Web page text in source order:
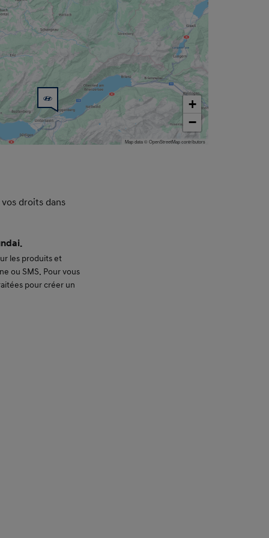
+
−
Map data © OpenStreetMap contributors
droits dans
les produits et
ou SMS. Pour vous
pour créer un